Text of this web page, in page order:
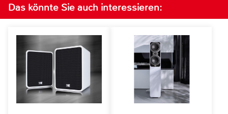
Das könnte Sie auch interessieren: